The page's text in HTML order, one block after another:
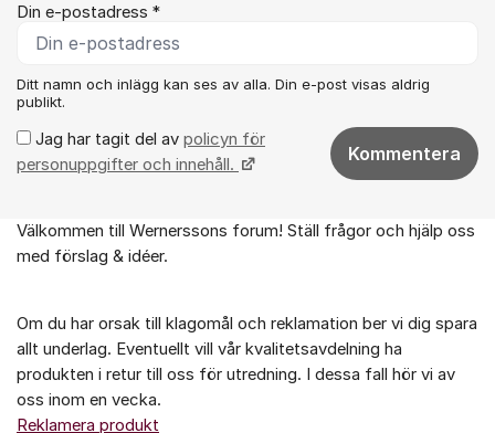
Din e-postadress *
Ditt namn och inlägg kan ses av alla. Din e-post visas aldrig
publikt.
Jag har tagit del av policyn för
personuppgifter och innehåll.
Kommentera
Om forumet
Välkommen till Wernerssons forum! Ställ frågor och hjälp oss
med förslag & idéer.
Om du har orsak till klagomål och reklamation ber vi dig spara
allt underlag. Eventuellt vill vår kvalitetsavdelning ha
produkten i retur till oss för utredning. I dessa fall hör vi av
oss inom en vecka.
Reklamera produkt